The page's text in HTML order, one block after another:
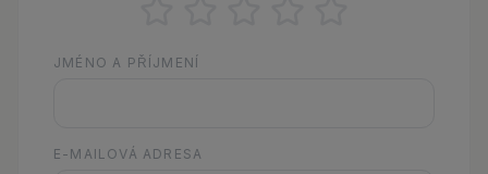
JMÉNO A PŘÍJMENÍ
E-MAILOVÁ ADRESA